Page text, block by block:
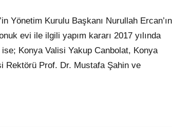
Yönetim Kurulu Başkanı Nurullah Ercan’ın
evi ile ilgili yapım kararı 2017 yılında
Konya Valisi Yakup Canbolat, Konya
Rektörü Prof. Dr. Mustafa Şahin ve